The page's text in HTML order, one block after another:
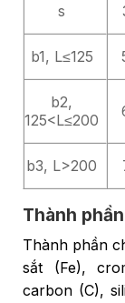
s
b1, L≤125
b2,
125<L≤200
b3, L>200
Thành
Thành phần
sắt (Fe),
carbon (C),